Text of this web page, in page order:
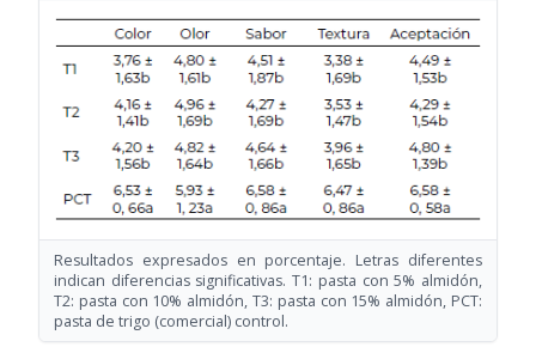
Resultados expresados en porcentaje. Letras diferentes
indican diferencias significativas. T1: pasta con 5% almidón,
T2: pasta con 10% almidón, T3: pasta con 15% almidón, PCT:
pasta de trigo (comercial) control.